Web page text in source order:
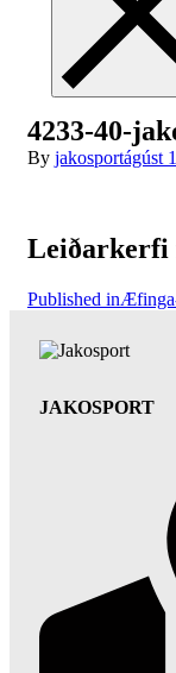
4233-40-
By jakosportágúst
Published in
JAKOSPORT